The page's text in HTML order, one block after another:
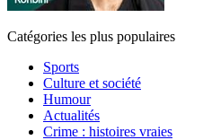
Catégories les plus populaires
Sports
Culture et société
Humour
Actualités
Crime : histoires vraies